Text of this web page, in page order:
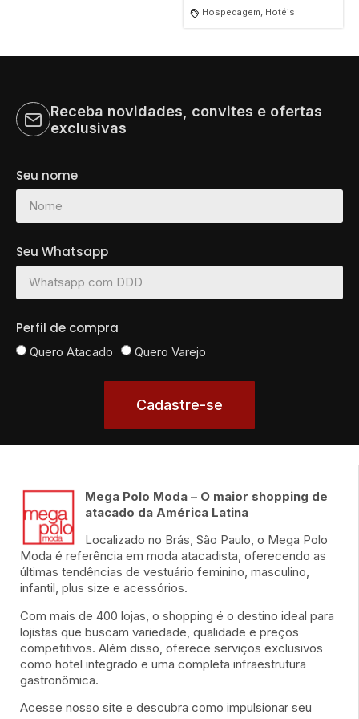
Hospedagem, Hotéis
Receba novidades, convites e ofertas
exclusivas
Seu nome
Seu Whatsapp
Perfil de compra
Quero Atacado Quero Varejo
Cadastre-se
Mega Polo Moda – O maior shopping de
atacado da América Latina
Localizado no Brás, São Paulo, o Mega Polo
Moda é referência em moda atacadista, oferecendo as
últimas tendências de vestuário feminino, masculino,
infantil, plus size e acessórios.
Com mais de 400 lojas, o shopping é o destino ideal para
lojistas que buscam variedade, qualidade e preços
competitivos. Além disso, oferece serviços exclusivos
como hotel integrado e uma completa infraestrutura
gastronômica.
Acesse nosso site e descubra como impulsionar seu